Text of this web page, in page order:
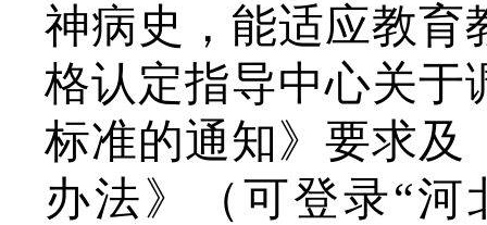
神病史，能适应教育
格认定指导中心关于
标准的通知》要求及
办法》（可登录“河